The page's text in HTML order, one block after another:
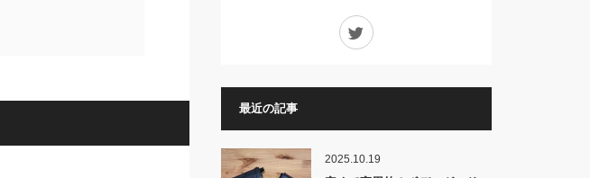
最近の記事
2025.10.19